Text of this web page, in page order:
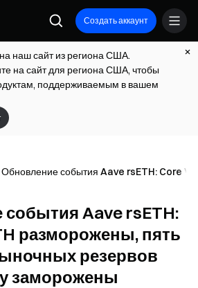
Создать аккаунт
наш сайт из региона США.
на сайт для региона США, чтобы
поддерживаемым в вашем
Обновление события Aave rsETH: Core
Aave rsETH:
разморожены, пять
резервов
заморожены